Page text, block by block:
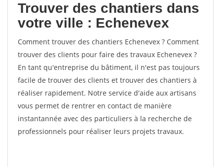
Trouver des chantiers dans
votre ville : Echenevex
Comment trouver des chantiers Echenevex ? Comment
trouver des clients pour faire des travaux Echenevex ?
En tant qu'entreprise du bâtiment, il n'est pas toujours
facile de trouver des clients et trouver des chantiers à
réaliser rapidement. Notre service d'aide aux artisans
vous permet de rentrer en contact de manière
instantannée avec des particuliers à la recherche de
professionnels pour réaliser leurs projets travaux.